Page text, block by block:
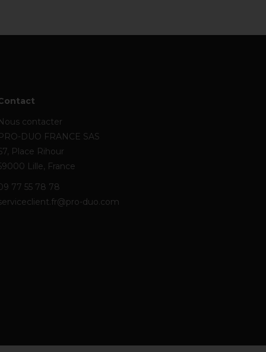
contacter
DUO FRANCE SAS
Place Rihour
Lille, France
77 55 78 78
duo.com